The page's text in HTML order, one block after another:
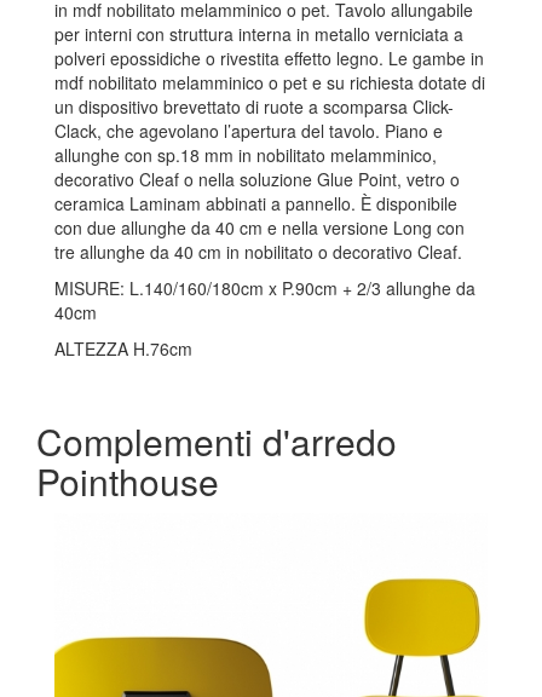
in mdf nobilitato melamminico o pet. Tavolo allungabile
per interni con struttura interna in metallo verniciata a
polveri epossidiche o rivestita effetto legno. Le gambe in
mdf nobilitato melamminico o pet e su richiesta dotate di
un dispositivo brevettato di ruote a scomparsa Click-
Clack, che agevolano l’apertura del tavolo. Piano e
allunghe con sp.18 mm in nobilitato melamminico,
decorativo Cleaf o nella soluzione Glue Point, vetro o
ceramica Laminam abbinati a pannello. È disponibile
con due allunghe da 40 cm e nella versione Long con
tre allunghe da 40 cm in nobilitato o decorativo Cleaf.
MISURE: L.140/160/180cm x P.90cm + 2/3 allunghe da
40cm
ALTEZZA H.76cm
Complementi d'arredo
Pointhouse